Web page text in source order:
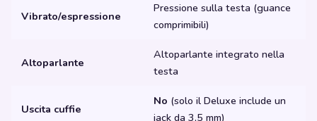
Vibrato/espressione
Pressione sulla testa (guance
comprimibili)
Altoparlante
Altoparlante integrato nella
testa
Uscita cuffie
No (solo il Deluxe include un
jack da 3,5 mm)